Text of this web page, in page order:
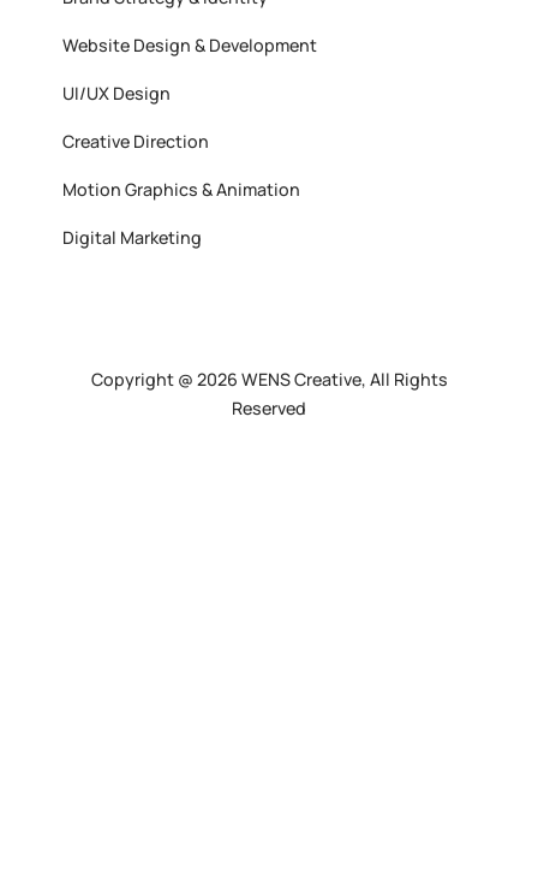
Website Design & Development
UI/UX Design
Creative Direction
Motion Graphics & Animation
Digital Marketing
Copyright @ 2026 WENS Creative, All Rights
Reserved